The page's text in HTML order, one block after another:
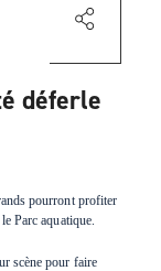
déferle
pourront profiter
Parc aquatique.
scène pour faire